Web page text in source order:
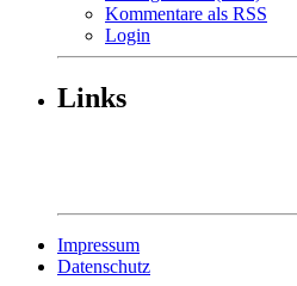
Kommentare als RSS
Login
Links
Datenschutz